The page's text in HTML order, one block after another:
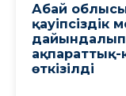
Абай
қауіпсіздік
дайындалып
өткізілді